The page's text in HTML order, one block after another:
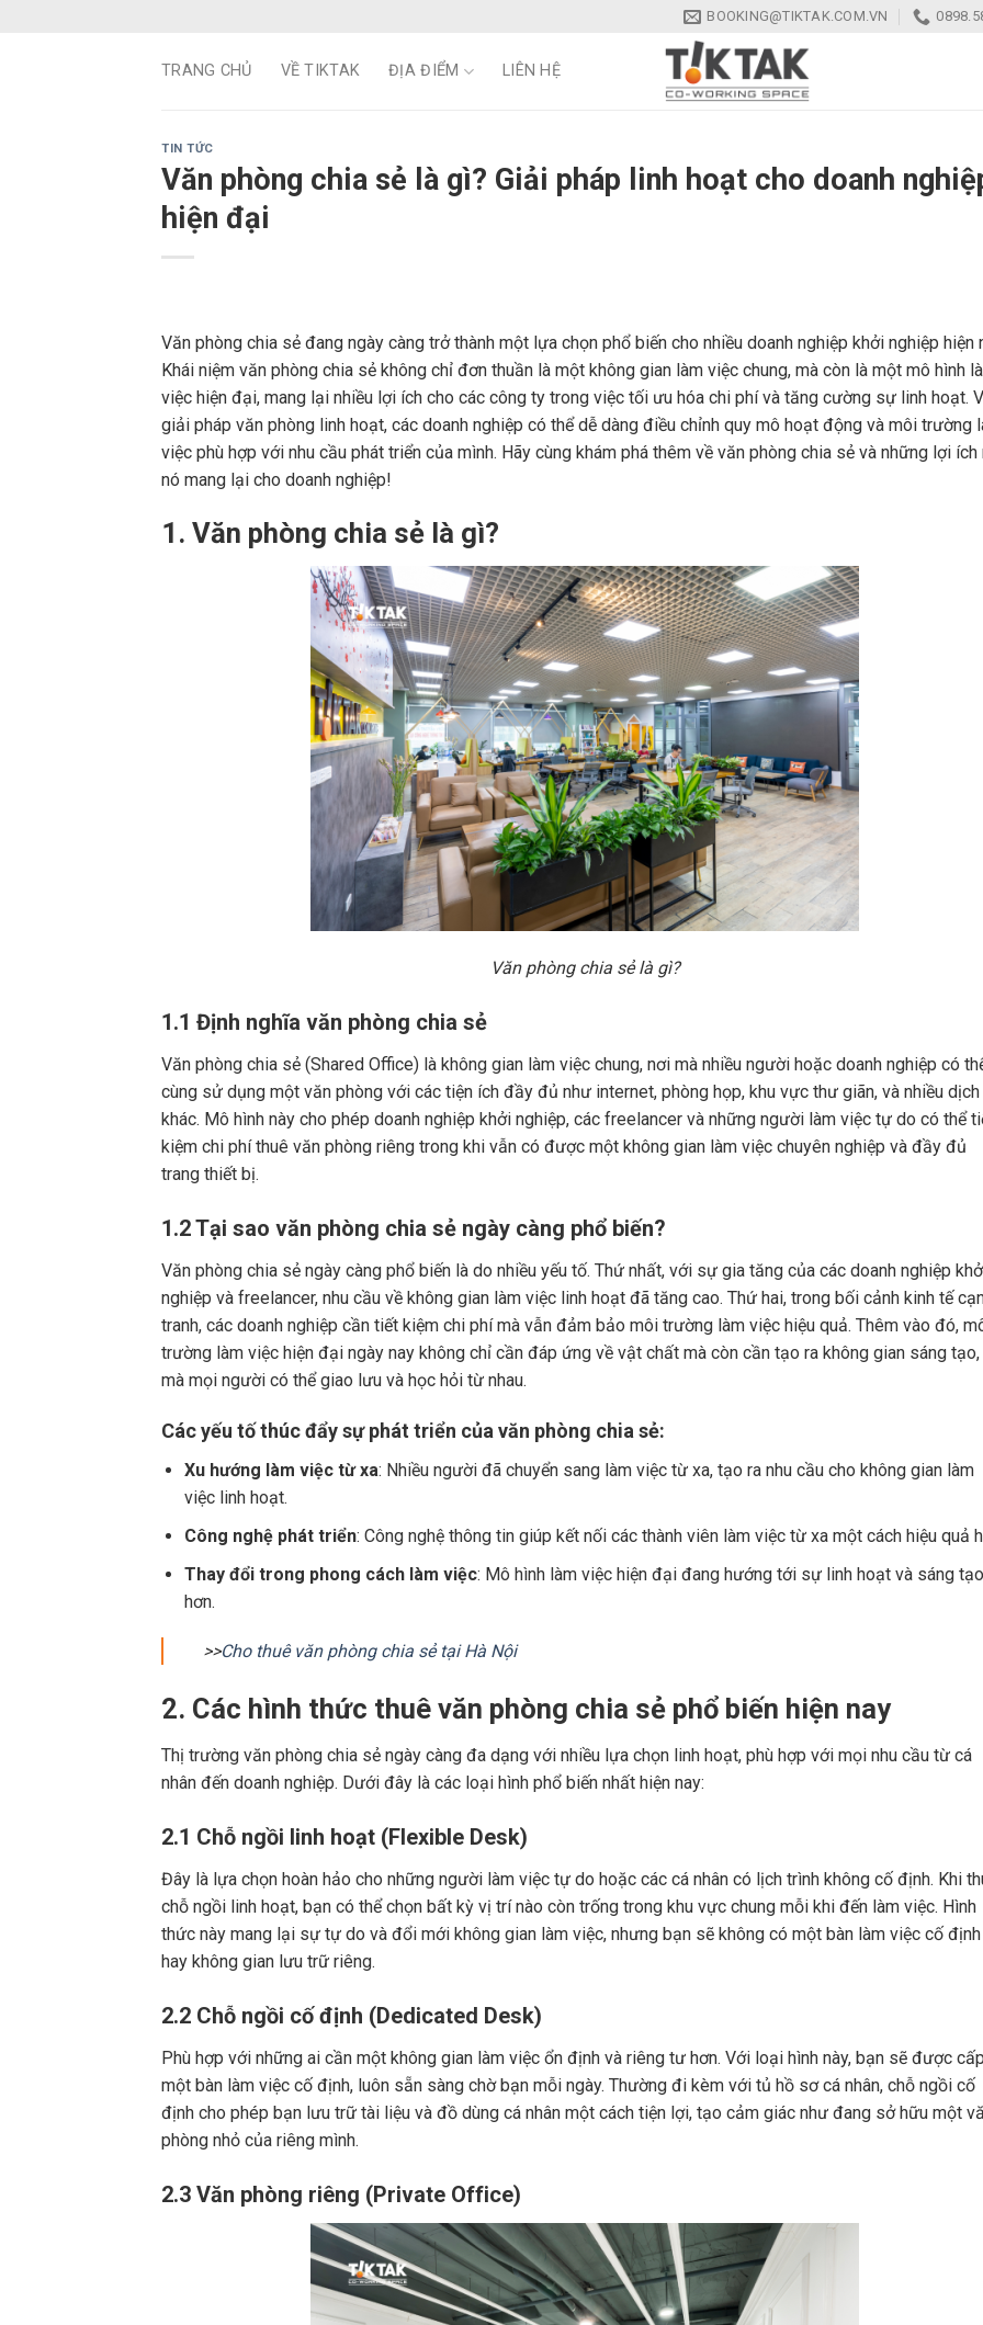
BOOKING@TIKTAK.COM.VN
TRANG CHỦ VỀ TIKTAK ĐỊA ĐIỂM LIÊN HỆ
TIN TỨC
Văn phòng chia sẻ là gì? Giải pháp linh hoạt cho doanh
hiện đại
Văn phòng chia sẻ đang ngày càng trở thành một lựa chọn phổ biến cho nhiều doanh nghiệp khởi nghiệp hiện
Khái niệm văn phòng chia sẻ không chỉ đơn thuần là một không gian làm việc chung, mà còn là một mô hình
việc hiện đại, mang lại nhiều lợi ích cho các công ty trong việc tối ưu hóa chi phí và tăng cường sự linh hoạt.
giải pháp văn phòng linh hoạt, các doanh nghiệp có thể dễ dàng điều chỉnh quy mô hoạt động và môi trường
việc phù hợp với nhu cầu phát triển của mình. Hãy cùng khám phá thêm về văn phòng chia sẻ và những lợi ích
nó mang lại cho doanh nghiệp!
1. Văn phòng chia sẻ là gì?
Văn phòng chia sẻ là gì?
1.1 Định nghĩa văn phòng chia sẻ
Văn phòng chia sẻ (Shared Office) là không gian làm việc chung, nơi mà nhiều người hoặc doanh nghiệp có
cùng sử dụng một văn phòng với các tiện ích đầy đủ như internet, phòng họp, khu vực thư giãn, và nhiều
khác. Mô hình này cho phép doanh nghiệp khởi nghiệp, các freelancer và những người làm việc tự do có thể
kiệm chi phí thuê văn phòng riêng trong khi vẫn có được một không gian làm việc chuyên nghiệp và đầy đủ
trang thiết bị.
1.2 Tại sao văn phòng chia sẻ ngày càng phổ biến?
Văn phòng chia sẻ ngày càng phổ biến là do nhiều yếu tố. Thứ nhất, với sự gia tăng của các doanh nghiệp
nghiệp và freelancer, nhu cầu về không gian làm việc linh hoạt đã tăng cao. Thứ hai, trong bối cảnh kinh tế
tranh, các doanh nghiệp cần tiết kiệm chi phí mà vẫn đảm bảo môi trường làm việc hiệu quả. Thêm vào đó,
trường làm việc hiện đại ngày nay không chỉ cần đáp ứng về vật chất mà còn cần tạo ra không gian sáng
mà mọi người có thể giao lưu và học hỏi từ nhau.
Các yếu tố thúc đẩy sự phát triển của văn phòng chia sẻ:
Xu hướng làm việc từ xa: Nhiều người đã chuyển sang làm việc từ xa, tạo ra nhu cầu cho không gian làm
việc linh hoạt.
Công nghệ phát triển: Công nghệ thông tin giúp kết nối các thành viên làm việc từ xa một cách hiệu quả
Thay đổi trong phong cách làm việc: Mô hình làm việc hiện đại đang hướng tới sự linh hoạt và sáng tạo
hơn.
>>Cho thuê văn phòng chia sẻ tại Hà Nội
2. Các hình thức thuê văn phòng chia sẻ phổ biến hiện nay
Thị trường văn phòng chia sẻ ngày càng đa dạng với nhiều lựa chọn linh hoạt, phù hợp với mọi nhu cầu từ cá
nhân đến doanh nghiệp. Dưới đây là các loại hình phổ biến nhất hiện nay:
2.1 Chỗ ngồi linh hoạt (Flexible Desk)
Đây là lựa chọn hoàn hảo cho những người làm việc tự do hoặc các cá nhân có lịch trình không cố định. Khi
chỗ ngồi linh hoạt, bạn có thể chọn bất kỳ vị trí nào còn trống trong khu vực chung mỗi khi đến làm việc. Hình
thức này mang lại sự tự do và đổi mới không gian làm việc, nhưng bạn sẽ không có một bàn làm việc cố định
hay không gian lưu trữ riêng.
2.2 Chỗ ngồi cố định (Dedicated Desk)
Phù hợp với những ai cần một không gian làm việc ổn định và riêng tư hơn. Với loại hình này, bạn sẽ được
một bàn làm việc cố định, luôn sẵn sàng chờ bạn mỗi ngày. Thường đi kèm với tủ hồ sơ cá nhân, chỗ ngồi cố
định cho phép bạn lưu trữ tài liệu và đồ dùng cá nhân một cách tiện lợi, tạo cảm giác như đang sở hữu một
phòng nhỏ của riêng mình.
2.3 Văn phòng riêng (Private Office)